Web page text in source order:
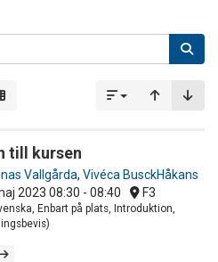
till kursen
Vallgårda, Vivéca BusckHåkans
2023 08:30 - 08:40 F3
Enbart på plats, Introduktion,